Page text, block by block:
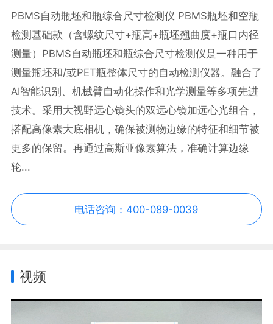
PBMS自动瓶坯和瓶综合尺寸检测仪 PBMS瓶坯和空瓶
检测基础款（含螺纹尺寸+瓶高+瓶坯翘曲度+瓶口内径
测量）PBMS自动瓶坯和瓶综合尺寸检测仪是一种用于
测量瓶坯和/或PET瓶整体尺寸的自动检测仪器。融合了
AI智能识别、机械臂自动化操作和光学测量等多项先进
技术。采用大视野远心镜头的双远心镜加远心光组合，
搭配高像素大底相机，确保被测物边缘的特征和细节被
更多的保留。再通过高斯亚像素算法，准确计算边缘
轮...
电话咨询：400-089-0039
视频